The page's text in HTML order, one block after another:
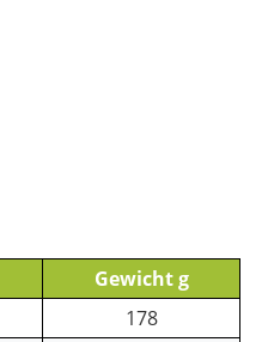
Gewicht g
178